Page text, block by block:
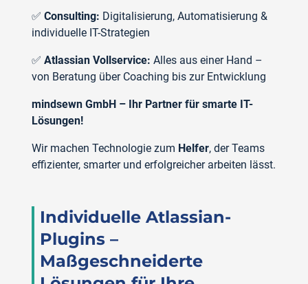
✅Consulting: Digitalisierung, Automatisierung &
individuelle IT-Strategien
✅Atlassian Vollservice: Alles aus einer Hand –
von Beratung über Coaching bis zur Entwicklung
mindsewn GmbH – Ihr Partner für smarte IT-
Lösungen!
Wir machen Technologie zum Helfer, der Teams
effizienter, smarter und erfolgreicher arbeiten lässt.
Individuelle Atlassian-
Plugins –
Maßgeschneiderte